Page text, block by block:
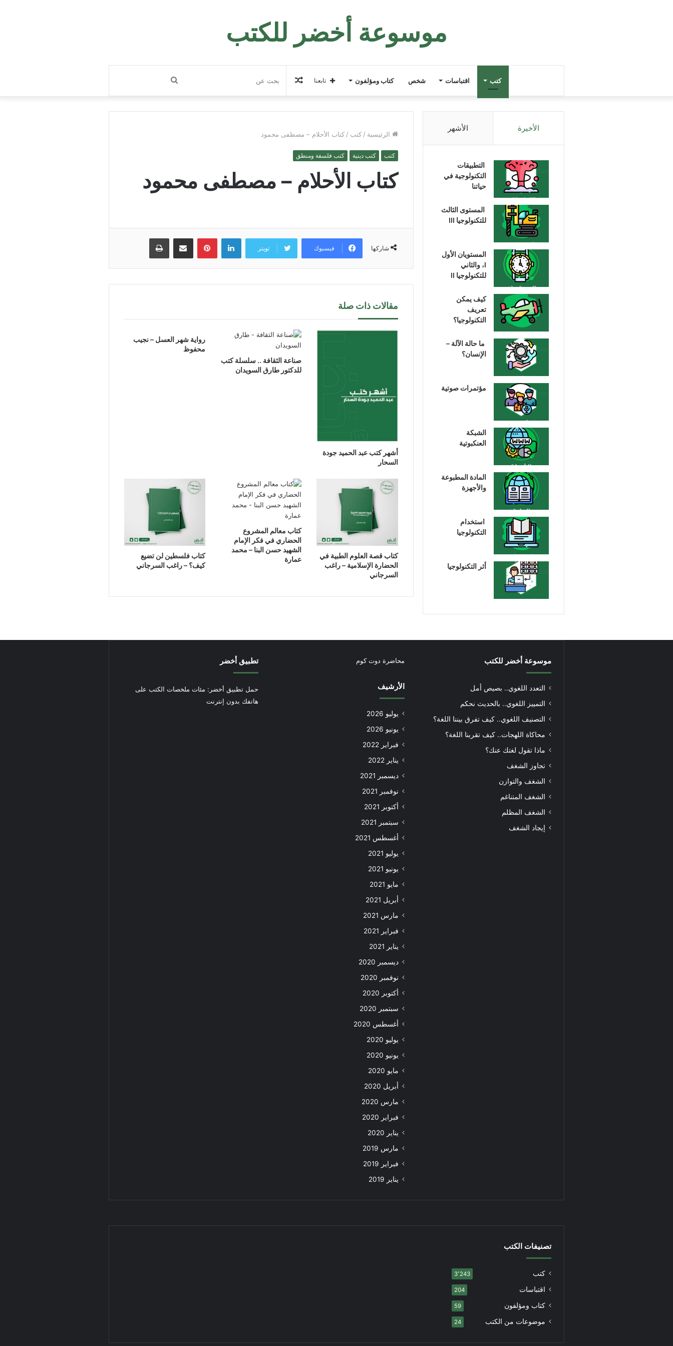
موسوعة أخضر للكتب
كتب اقتباسات شخص كتاب ومؤلفون بحث
عن
مقال
عشوائي
تابعنا
الرئيسية / كتب / كتاب الأحلام – مصطفى محمود
كتب كتب دينية كتب فلسفة ومنطق
كتاب الأحلام – مصطفى محمود
شاركها فيسبوك تويتر
لينكدإن بينتيريستمشاركة عبر البريد طباعة
مقالات ذات صلة
أشهر كتب عبد الحميد جودة
السحار
صناعة الثقافة .. سلسلة كتب
للدكتور طارق السويدان
رواية شهر العسل – نجيب
محفوظ
كتاب قصة العلوم الطبية في
الحضارة الإسلامية – راغب
السرجاني
كتاب معالم المشروع
الحضاري في فكر الإمام
الشهيد حسن البنا – محمد
عمارة
كتاب فلسطين لن تضيع
كيف؟ – راغب السرجاني
الأخيرة الأشهر
التطبيقات
التكنولوجية في
حياتنا
المستوى الثالث
للتكنولوجيا III
المستويان الأول
I، والثاني
للتكنولوجيا II
كيف يمكن
تعريف
التكنولوجيا؟
ما حالة الآلة –
الإنسان؟
مؤتمرات صوتية
الشبكة
العنكبوتية
المادة المطبوعة
والأجهزة
استخدام
التكنولوجيا
أثر التكنولوجيا
موسوعة أخضر للكتب
التعدد اللغوي.. بصيص أمل
التمييز اللغوي.. بالحديث نحكم
التصنيف اللغوي.. كيف تفرق بيننا اللغة؟
محاكاة اللهجات.. كيف تقربنا اللغة؟
ماذا تقول لغتك عنك؟
تجاوز الشغف
الشغف والتوازن
الشغف المتناغم
الشغف المظلم
إيجاد الشغف
محاضرة دوت كوم
الأرشيف
يوليو 2026
يونيو 2026
فبراير 2022
يناير 2022
ديسمبر 2021
نوفمبر 2021
أكتوبر 2021
سبتمبر 2021
أغسطس 2021
يوليو 2021
يونيو 2021
مايو 2021
أبريل 2021
مارس 2021
فبراير 2021
يناير 2021
ديسمبر 2020
نوفمبر 2020
أكتوبر 2020
سبتمبر 2020
أغسطس 2020
يوليو 2020
يونيو 2020
مايو 2020
أبريل 2020
مارس 2020
فبراير 2020
يناير 2020
مارس 2019
فبراير 2019
يناير 2019
تطبيق أخضر
حمل تطبيق أخضر: مئات ملخصات الكتب على
هاتفك بدون إنترنت
تصنيفات الكتب
كتب 3٬243
اقتباسات 204
كتاب ومؤلفون 59
موضوعات من الكتب 24